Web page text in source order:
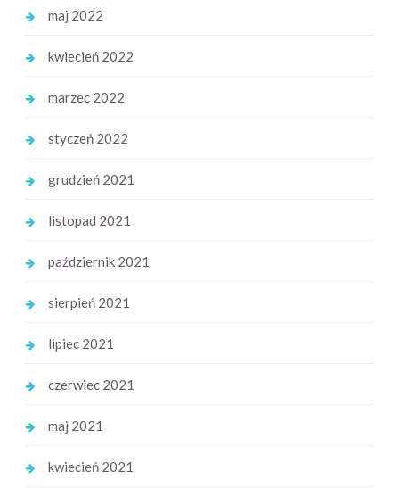
maj 2022
kwiecień 2022
marzec 2022
styczeń 2022
grudzień 2021
listopad 2021
październik 2021
sierpień 2021
lipiec 2021
czerwiec 2021
maj 2021
kwiecień 2021